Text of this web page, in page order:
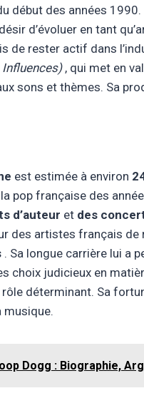
début des années
d’évoluer en tant
de rester actif dans
, qui met en
sons et thèmes. Sa
est estimée à environ
pop française des
d’auteur et des
des artistes français de
. Sa longue carrière lui a
choix judicieux en
déterminant. Sa
musique.
Dogg : Biographie,